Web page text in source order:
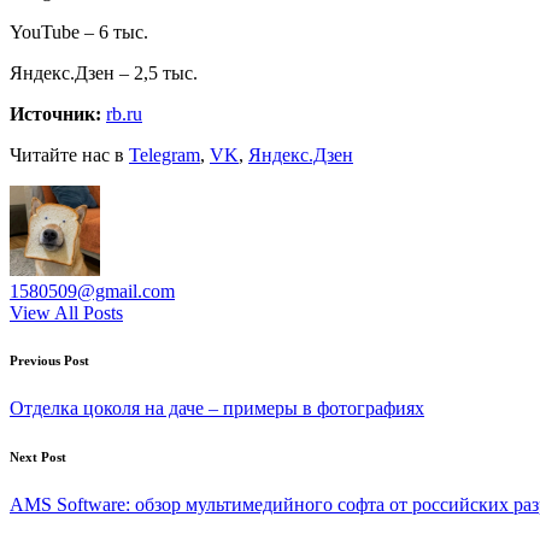
YouTube – 6 тыс.
Яндекс.Дзен – 2,5 тыс.
Источник: rb.ru
Читайте нас в Telegram, VK, Яндекс.Дзен
1580509@gmail.com
View All Posts
Post
navigation
Previous Post
Отделка цоколя на даче – примеры в фотографиях
Next Post
AMS Software: обзор мультимедийного софта от российских